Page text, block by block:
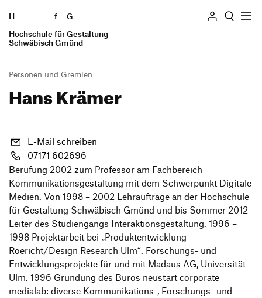
H f
G
Hochschule für Gestaltung
Schwäbisch Gmünd
Zum Seiteninhalt springen
Einrichtungen
Standorte
Personen und Gremien
Stellenangebote
Ausstellung
Forschung und Transfer
Preise und Auszeichnungen
Studiengänge
Praxissemester
Auslandssemester
Verfasste Studierendenschaft
Wohnen
Beratung und Finanzierung
International Students
Informieren
Studierende
Alumni
Mitarbeiter*innen
Lehrende und Schulen
Presse und Medien
Unternehmen
HfG-Netzwerk
Bewerben
Bewerbung Bachelor
Bewerbung Master
Schnupperstudium
Informationsveranstaltungen
Intranet
Switch to en version of this page
Suchen
Personen und Gremien
Hans Krämer
E-Mail schreiben
07171 602696
Berufung 2002 zum Professor am Fachbereich
Kommunikationsgestaltung mit dem Schwerpunkt Digitale
Medien. Von 1998 – 2002 Lehraufträge an der Hochschule
für Gestaltung Schwäbisch Gmünd und bis Sommer 2012
Leiter des Studiengangs Interaktionsgestaltung. 1996 –
1998 Projektarbeit bei „Produktentwicklung
Roericht/Design Research Ulm“. Forschungs- und
Entwicklungsprojekte für und mit Madaus AG, Universität
Ulm. 1996 Gründung des Büros neustart corporate
medialab: diverse Kommunikations-, Forschungs- und